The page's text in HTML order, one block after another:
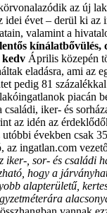
az új
idei évet – derül ki az
valamint a
kínálatbővülés,
kedv Április közepén
eladásra, ami az
pedig 81
piacán
családi, iker- és
az idén az
években csak
az ingatlan.com
iker-, sor- és családi
hogy a
alapterületű,